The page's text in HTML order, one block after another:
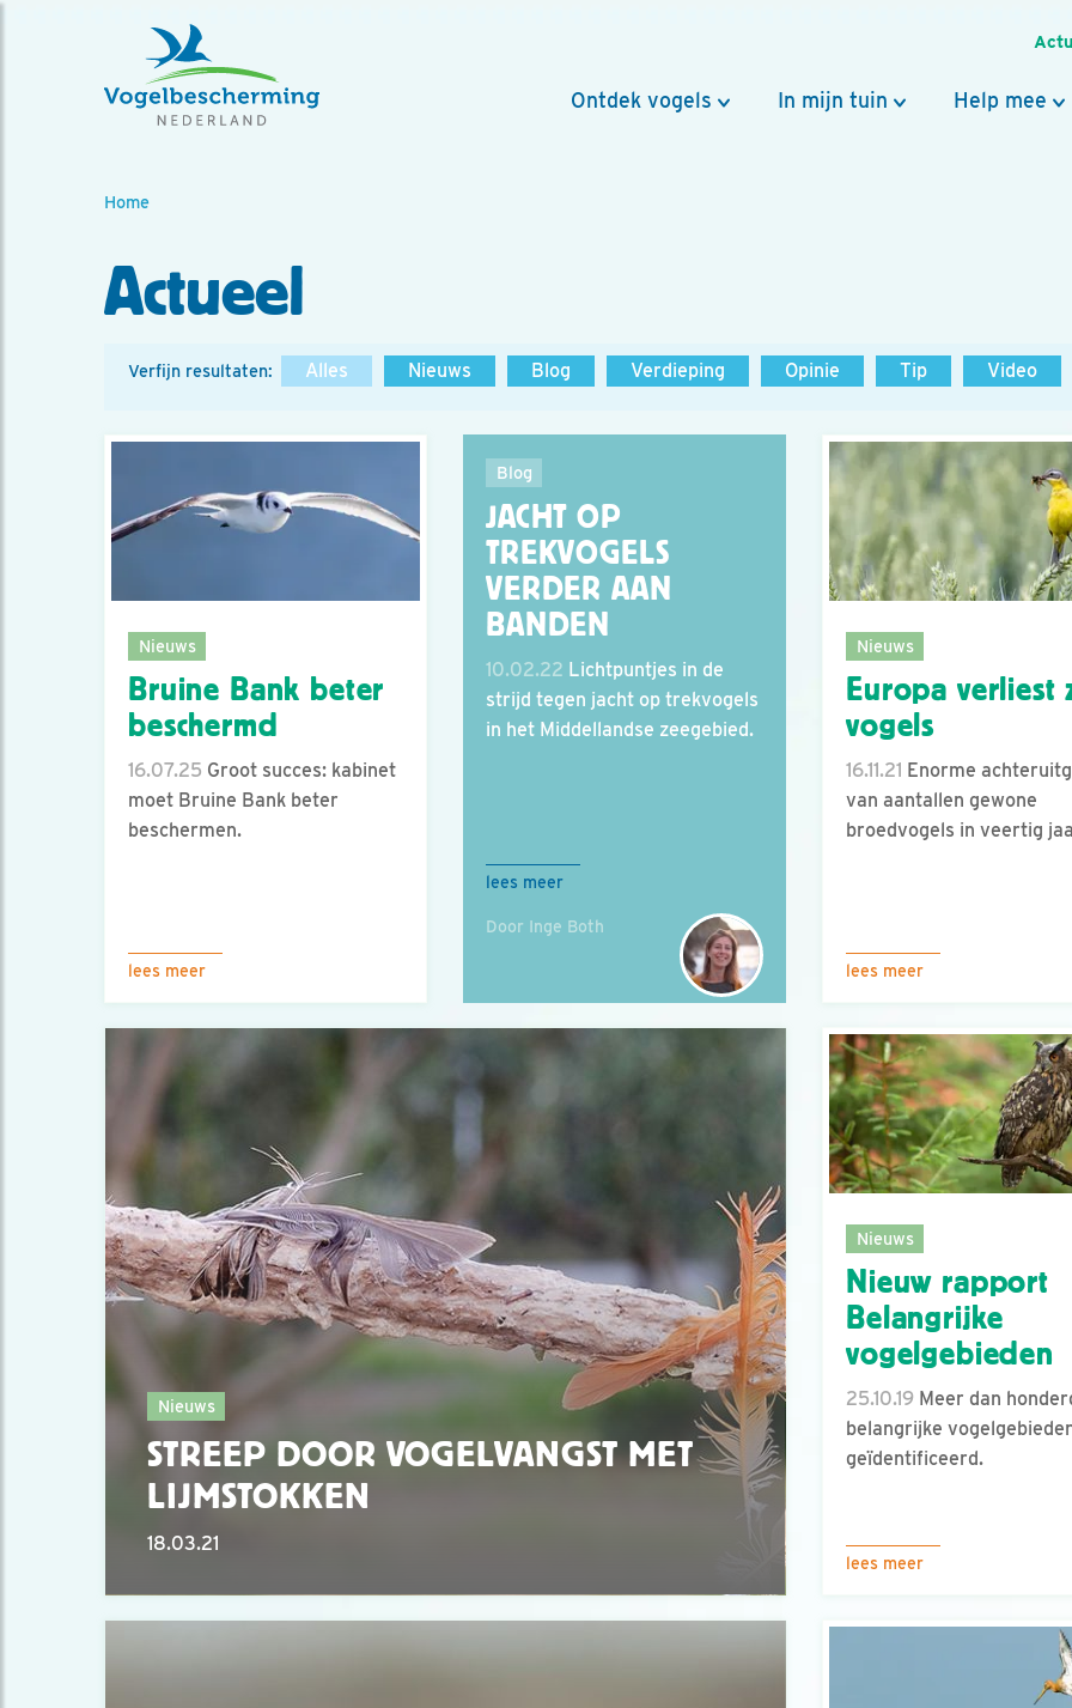
Ontdek vogels In mijn tuin Help mee
Home
Actueel
Verfijn resultaten: Alles Nieuws Blog Verdieping Opinie Tip Video
Nieuws
Bruine Bank beter
beschermd
16.07.25 Groot succes: kabinet
moet Bruine Bank beter
beschermen.
lees meer
Blog
JACHT OP
TREKVOGELS
VERDER AAN
BANDEN
10.02.22 Lichtpuntjes in de
strijd tegen jacht op trekvogels
in het Middellandse zeegebied.
lees meer
Door Inge Both
Nieuws
Europa verliest
vogels
16.11.21 Enorme
van aantallen gewone
broedvogels in veertig
lees meer
Nieuws
STREEP DOOR VOGELVANGST MET
LIJMSTOKKEN
18.03.21
Nieuws
Nieuw rapport
Belangrijke
vogelgebieden
25.10.19 Meer dan
belangrijke
geïdentificeerd.
lees meer